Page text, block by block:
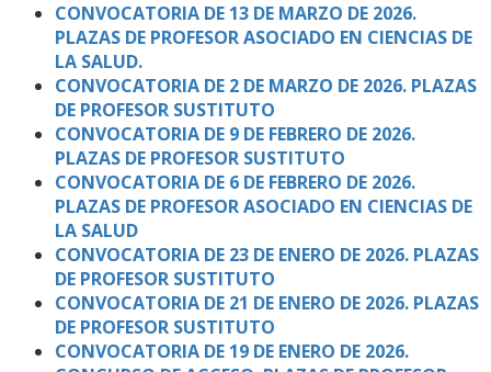
CONVOCATORIA DE 13 DE MARZO DE 2026.
PLAZAS DE PROFESOR ASOCIADO EN CIENCIAS DE
LA SALUD.
CONVOCATORIA DE 2 DE MARZO DE 2026. PLAZAS
DE PROFESOR SUSTITUTO
CONVOCATORIA DE 9 DE FEBRERO DE 2026.
PLAZAS DE PROFESOR SUSTITUTO
CONVOCATORIA DE 6 DE FEBRERO DE 2026.
PLAZAS DE PROFESOR ASOCIADO EN CIENCIAS DE
LA SALUD
CONVOCATORIA DE 23 DE ENERO DE 2026. PLAZAS
DE PROFESOR SUSTITUTO
CONVOCATORIA DE 21 DE ENERO DE 2026. PLAZAS
DE PROFESOR SUSTITUTO
CONVOCATORIA DE 19 DE ENERO DE 2026.